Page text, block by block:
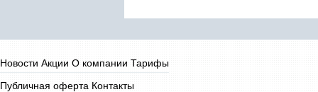
Новости Акции О компании Тарифы
Публичная оферта Контакты